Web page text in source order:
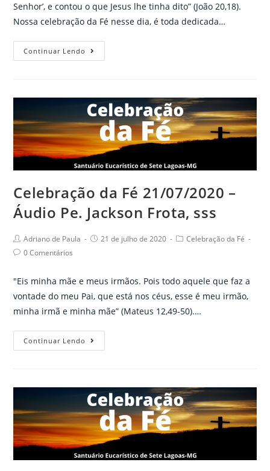
Senhor’, e contou o que Jesus lhe tinha dito” (João 20,18).
Nossa celebração da Fé nesse dia, é toda dedicada…
Continuar Lendo
da
–
Áudio
Pe.
Jackson
Frota,
Celebração da Fé 21/07/2020 –
Áudio Pe. Jackson Frota, sss
Post
author:
Adriano de Paula
Post21 de julho de 2020
PostCelebração da Fé
Post0 Comentários
"Eis minha mãe e meus irmãos. Pois todo aquele que faz a
vontade do meu Pai, que está nos céus, esse é meu irmão,
minha irmã e minha mãe” (Mateus 12,49-50).…
Continuar Lendo
da
–
Áudio
Pe.
Jackson
Frota,